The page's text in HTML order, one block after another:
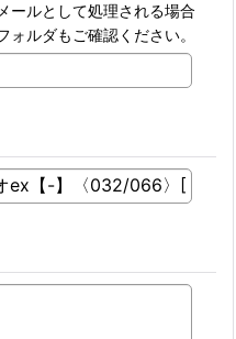
ールとして処理される場合
ルダもご確認ください。